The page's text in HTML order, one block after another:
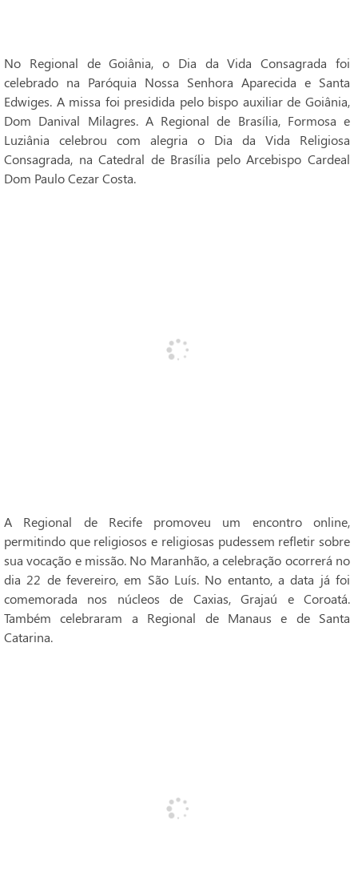
No Regional de Goiânia, o Dia da Vida Consagrada foi
celebrado na Paróquia Nossa Senhora Aparecida e Santa
Edwiges. A missa foi presidida pelo bispo auxiliar de Goiânia,
Dom Danival Milagres. A Regional de Brasília, Formosa e
Luziânia celebrou com alegria o Dia da Vida Religiosa
Consagrada, na Catedral de Brasília pelo Arcebispo Cardeal
Dom Paulo Cezar Costa.
A Regional de Recife promoveu um encontro online,
permitindo que religiosos e religiosas pudessem refletir sobre
sua vocação e missão. No Maranhão, a celebração ocorrerá no
dia 22 de fevereiro, em São Luís. No entanto, a data já foi
comemorada nos núcleos de Caxias, Grajaú e Coroatá.
Também celebraram a Regional de Manaus e de Santa
Catarina.